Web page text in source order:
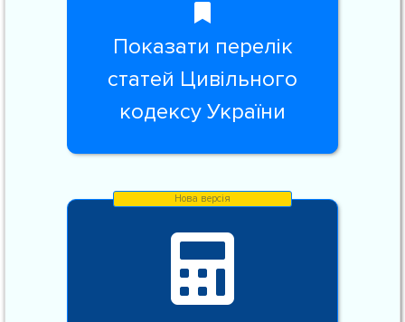
Показати перелік
статей Цивільного
кодексу України